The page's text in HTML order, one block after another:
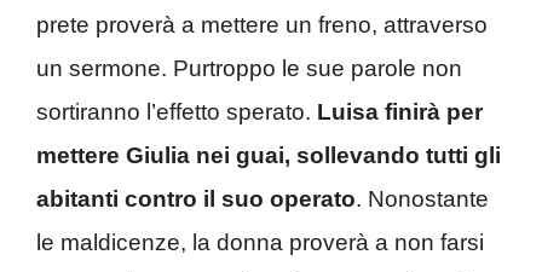
prete proverà a mettere un freno, attraverso
un sermone. Purtroppo le sue parole non
sortiranno l’effetto sperato. Luisa finirà per
mettere Giulia nei guai, sollevando tutti gli
abitanti contro il suo operato. Nonostante
le maldicenze, la donna proverà a non farsi